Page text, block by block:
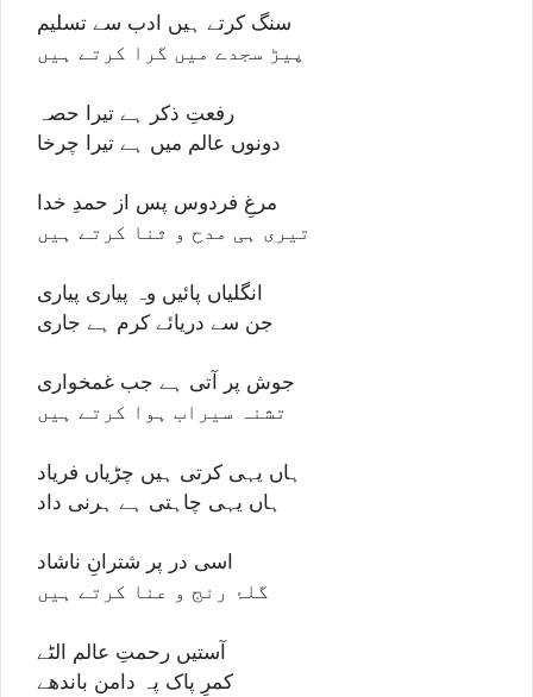
سنگ کرتے ہیں ادب سے تسلیم
پیڑ سجدے میں گرا کرتے ہیں
رفعتِ ذکر ہے تیرا حصہ
دونوں عالم میں ہے تیرا چرخا
مرغِ فردوس پس از حمدِ خدا
تیری ہی مدح و ثنا کرتے ہیں
انگلیاں پائیں وہ پیاری پیاری
جن سے دریائے کرم ہے جاری
جوش پر آتی ہے جب غمخواری
تشنہ سیراب ہوا کرتے ہیں
ہاں یہی کرتی ہیں چڑیاں فریاد
ہاں یہی چاہتی ہے ہرنی داد
اسی در پر شترانِ ناشاد
گلۂ رنج و عنا کرتے ہیں
آستیں رحمتِ عالم الٹے
کمرِ پاک پہ دامن باندھے